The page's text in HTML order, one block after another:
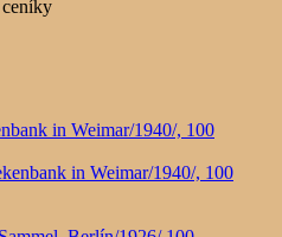
in Weimar/1940/, 100